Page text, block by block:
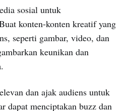
sosial untuk
konten-konten kreatif yang
seperti gambar, video, dan
keunikan dan
dan ajak audiens untuk
dapat menciptakan buzz dan